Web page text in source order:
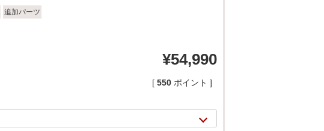
追加パーツ
¥54,990
[ 550 ポイント ]